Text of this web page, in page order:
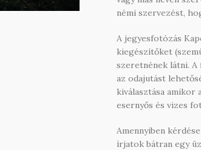
némi szervezést,
A jegyesfotózás
kiegészítőket
szeretnének látni. A
az odajutást
kiválasztása amikor
esernyős és vizes
Amennyiben
írjatok bátran egy